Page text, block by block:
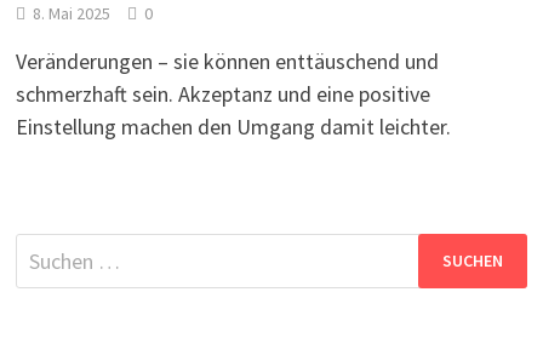
8. Mai 2025 0
Veränderungen – sie können enttäuschend und
schmerzhaft sein. Akzeptanz und eine positive
Einstellung machen den Umgang damit leichter.
Suchen
nach: